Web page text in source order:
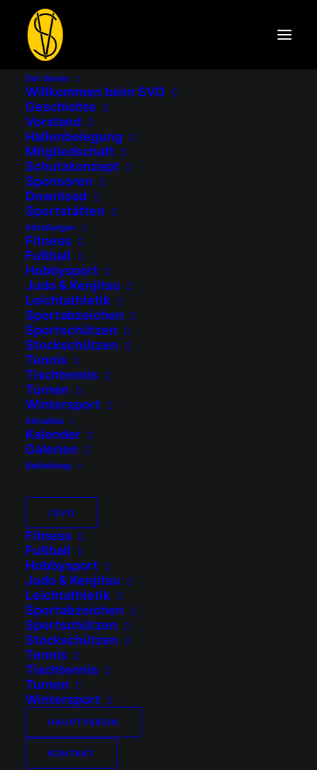
Der Verein
Willkommen beim SVO
Geschichte
Vorstand
Hallenbelegung
Mitgliedschaft
Schutzkonzept
Sponsoren
Download
Sportstätten
Abteilungen
Fitness
Fußball
Hobbysport
Judo & Kenjitsu
Leichtathletik
Sportabzeichen
Sportschützen
Stockschützen
Tennis
Tischtennis
Turnen
Wintersport
Aktuelles
Kalender
Galerien
Bekleidung
SVO
Fitness
Fußball
Hobbysport
Judo & Kenjitsu
Leichtathletik
Sportabzeichen
Sportschützen
Stockschützen
Tennis
Tischtennis
Turnen
Wintersport
HAUPTVEREIN
KONTAKT
Reinheckel Jörg
Trainer
+49170 2459289
Impressum
Haftungsausschluss (Disclaimer)
Datenschutz
Cookie-Richtlinie (EU)
SV Ostermünchen e.V.